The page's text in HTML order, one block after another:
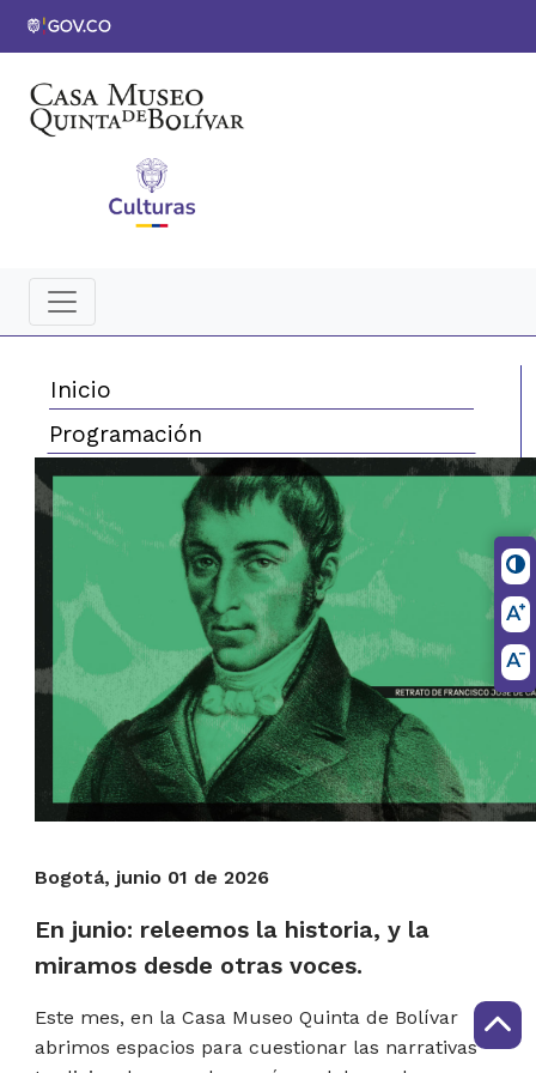
Inicio
Programación
Bogotá, junio 01 de 2026
En junio: releemos la historia, y la
miramos desde otras voces.
​Este mes, en la Casa Museo Quinta de Bolívar
abrimos espacios para cuestionar las narrativas